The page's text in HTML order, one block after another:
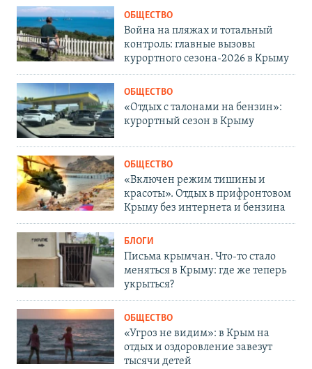
ОБЩЕСТВО
Война на пляжах и тотальный
контроль: главные вызовы
курортного сезона-2026 в Крыму
ОБЩЕСТВО
«Отдых с талонами на бензин»:
курортный сезон в Крыму
ОБЩЕСТВО
«Включен режим тишины и
красоты». Отдых в прифронтовом
Крыму без интернета и бензина
БЛОГИ
Письма крымчан. Что-то стало
меняться в Крыму: где же теперь
укрыться?
ОБЩЕСТВО
«Угроз не видим»: в Крым на
отдых и оздоровление завезут
тысячи детей